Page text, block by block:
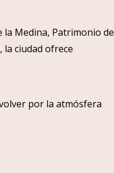
Medina, Patrimonio de
la ciudad ofrece
por la atmósfera